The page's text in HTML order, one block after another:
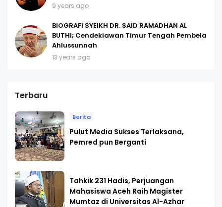
9 years ago
BIOGRAFI SYEIKH DR. SAID RAMADHAN AL
BUTHI; Cendekiawan Timur Tengah Pembela
Ahlussunnah
13 years ago
Terbaru
Berita
Pulut Media Sukses Terlaksana,
Pemred pun Berganti
Tahkik 231 Hadis, Perjuangan
Mahasiswa Aceh Raih Magister
Mumtaz di Universitas Al-Azhar